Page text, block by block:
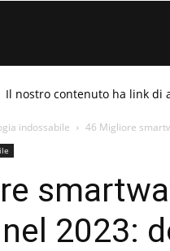
Il nostro contenuto ha link di
indossabile 46 Migliore
2023: